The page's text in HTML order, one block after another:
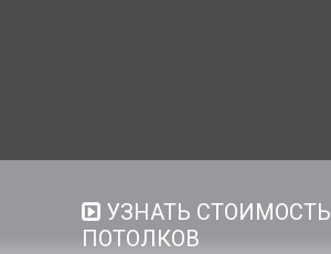
УЗНАТЬ СТОИМОСТЬ
ПОТОЛКОВ